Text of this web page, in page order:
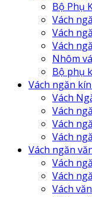
Bộ Phụ
Vách
Vách
Vách
Nhôm
Bộ phụ
Vách ngăn
Vách
Vách
Vách
Vách
Vách ngăn
Vách
Vách
Vách